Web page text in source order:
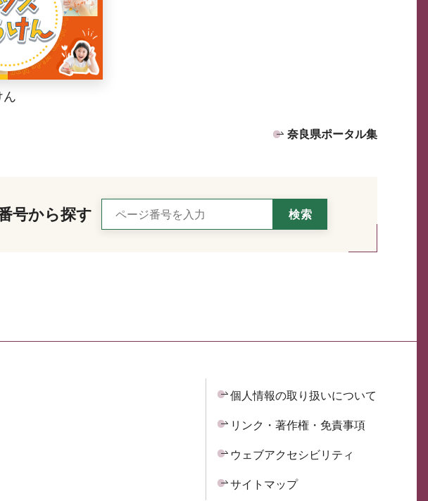
ん
奈良県ポータル集
号から探す
個人情報の取り扱いについて
リンク・著作権・免責事項
ウェブアクセシビリティ
サイトマップ